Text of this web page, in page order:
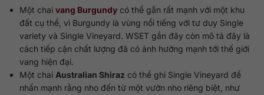
Một chaivang Burgundy có thể gắn rất mạnh với một khu
đất cụ thể, vì Burgundy là vùng nổi tiếng với tư duy Single
variety và Single Vineyard. WSET gần đây còn mô tả đây là
cách tiếp cận chất lượng đã có ảnh hưởng mạnh tới thế giới
vang hiện đại.
Một chai Australian Shiraz có thể ghi Single Vineyard để
nhấn mạnh rằng nho đến từ một vườn nho riêng biệt, như